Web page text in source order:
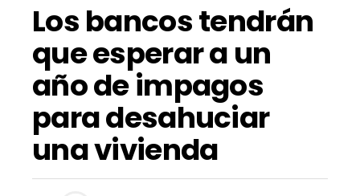
Los bancos tendrán
que esperar a un
año de impagos
para desahuciar
una vivienda